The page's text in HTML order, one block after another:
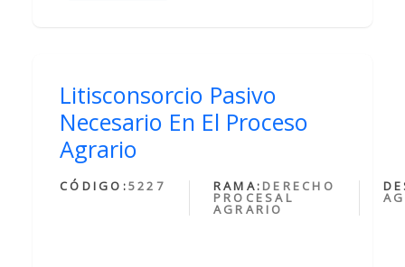
Litisconsorcio Pasivo
Necesario En El Proceso
Agrario
CÓDIGO:5227 RAMA: DERECHO
PROCESAL
AGRARIO